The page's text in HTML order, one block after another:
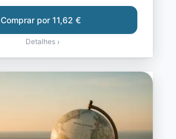
Comprar por 11,62 €
Detalhes ›